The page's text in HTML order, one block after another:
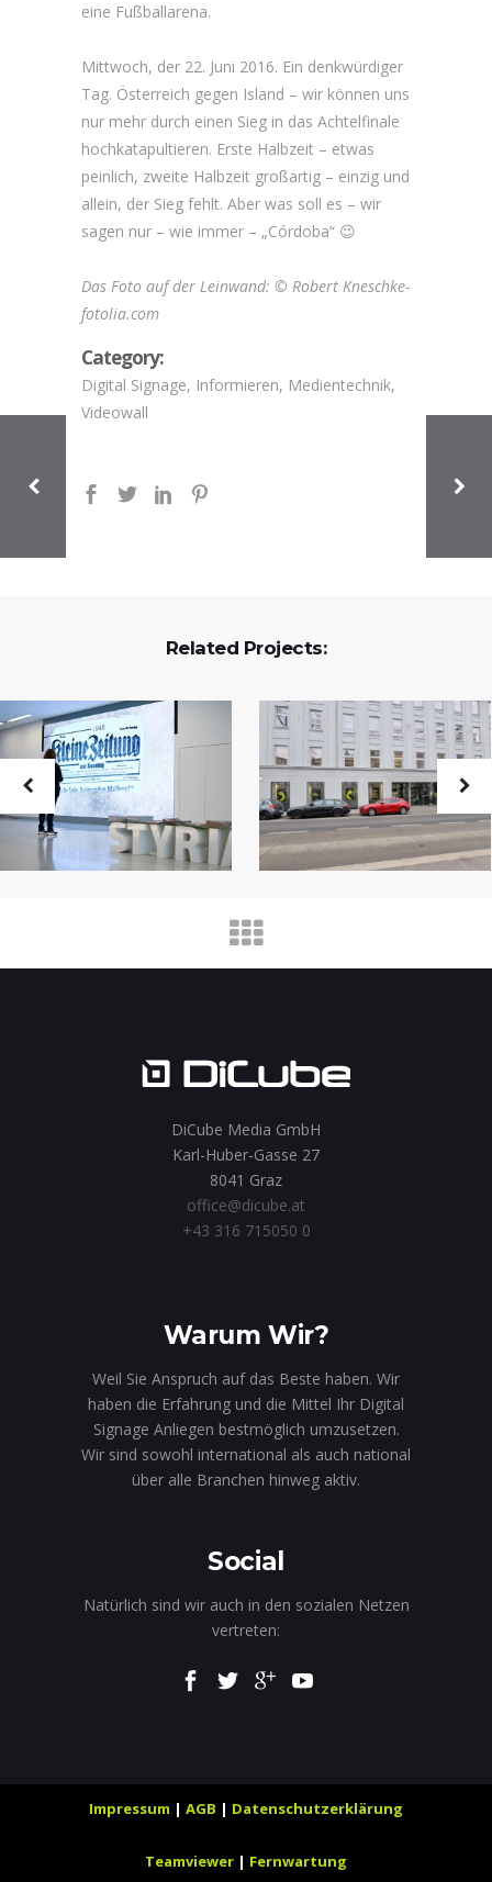
eine Fußballarena.
Mittwoch, der 22. Juni 2016. Ein denkwürdiger
Tag. Österreich gegen Island – wir können uns
nur mehr durch einen Sieg in das Achtelfinale
hochkatapultieren. Erste Halbzeit – etwas
peinlich, zweite Halbzeit großartig – einzig und
allein, der Sieg fehlt. Aber was soll es – wir
sagen nur – wie immer – „Córdoba“ 😉
Das Foto auf der Leinwand: © Robert Kneschke-
fotolia.com
Category:
Digital Signage, Informieren, Medientechnik,
Videowall
Related Projects:
DiCube Media GmbH
Karl-Huber-Gasse 27
8041 Graz
office@dicube.at
+43 316 715050 0
Warum Wir?
Weil Sie Anspruch auf das Beste haben. Wir
haben die Erfahrung und die Mittel Ihr Digital
Signage Anliegen bestmöglich umzusetzen.
Wir sind sowohl international als auch national
über alle Branchen hinweg aktiv.
Social
Natürlich sind wir auch in den sozialen Netzen
vertreten:
Impressum | AGB | Datenschutzerklärung
Teamviewer | Fernwartung